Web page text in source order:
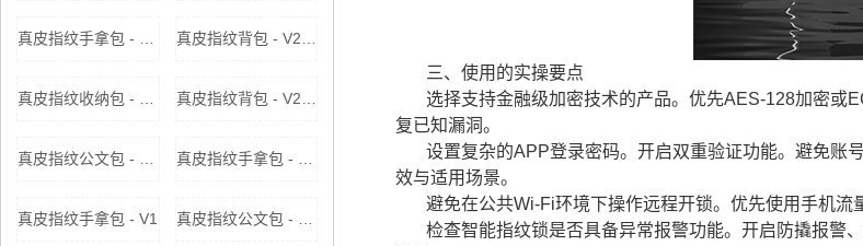
真皮指纹手拿包 - V1
三、使用的实操要点
选择支持金融级加密技术的产品。优先AES-128加密或
复已知漏洞。
设置复杂的APP登录密码。开启双重验证功能。避免账
效与适用场景。
避免在公共Wi-Fi环境下操作远程开锁。优先使用手机流
检查智能指纹锁是否具备异常报警功能。开启防撬报警